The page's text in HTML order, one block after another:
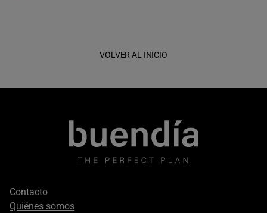
VOLVER AL INICIO
Footer
secondary
Contacto
Quiénes somos